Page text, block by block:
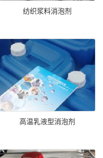
纺织浆料消泡剂
高温乳液型消泡剂